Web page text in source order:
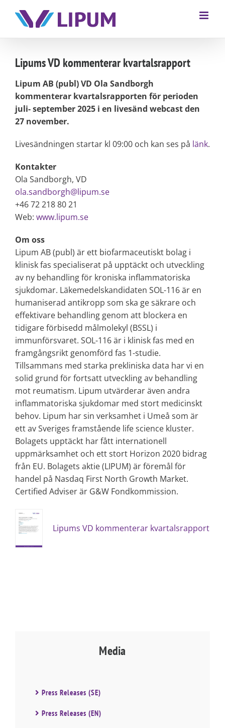
Lipums VD kommenterar kvartalsrapport
Lipum AB (publ) VD Ola Sandborgh
kommenterar kvartalsrapporten för perioden
juli- september 2025 i en livesänd webcast den
27 november.
Livesändningen startar kl 09:00 och kan ses på länk.
Kontakter
Ola Sandborgh, VD
ola.sandborgh@lipum.se
+46 72 218 80 21
Web: www.lipum.se
Om oss
Lipum AB (publ) är ett biofarmaceutiskt bolag i
klinisk fas specialiserat på upptäckt och utveckling
av ny behandling för kroniska inflammatoriska
sjukdomar. Läkemedelskandidaten SOL-116 är en
humaniserad antikropp som ska ge säkrare och
effektivare behandling genom att blockera en
tidigare förbisedd målmolekyl (BSSL) i
immunförsvaret. SOL-116 är i klinisk fas med en
framgångsrikt genomförd fas 1-studie.
Tillsammans med starka prekliniska data har vi en
solid grund för fortsatt utveckling av behandling
mot reumatism. Lipum utvärderar även andra
inflammatoriska sjukdomar med stort medicinskt
behov. Lipum har sin verksamhet i Umeå som är
ett av Sveriges framstående life science kluster.
Bolagets upptäckt har fått internationell
uppmärksamhet och ett stort Horizon 2020 bidrag
från EU. Bolagets aktie (LIPUM) är föremål för
handel på Nasdaq First North Growth Market.
Certified Adviser är G&W Fondkommission.
Lipums VD kommenterar kvartalsrapport
Media
Press Releases (SE)
Press Releases (EN)